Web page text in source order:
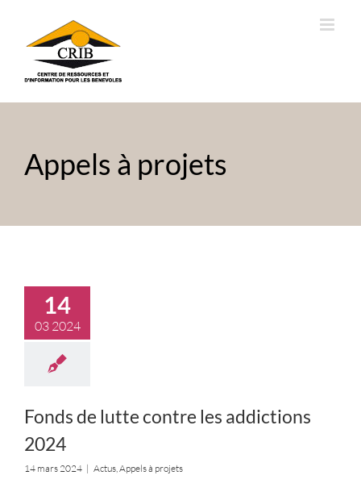
contenu
Appels à projets
14
03 2024
Fonds de lutte contre les addictions
2024
14 mars 2024 | Actus,Appels à projets